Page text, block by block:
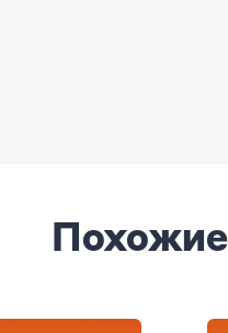
Похожие